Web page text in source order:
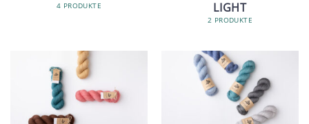
4 PRODUKTE
LIGHT
2 PRODUKTE